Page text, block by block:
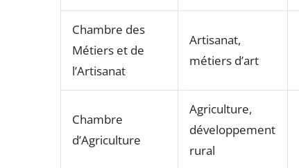
Chambre des
Métiers et de
l’Artisanat
Artisanat,
métiers d’art
Chambre
d’Agriculture
Agriculture,
développement
rural